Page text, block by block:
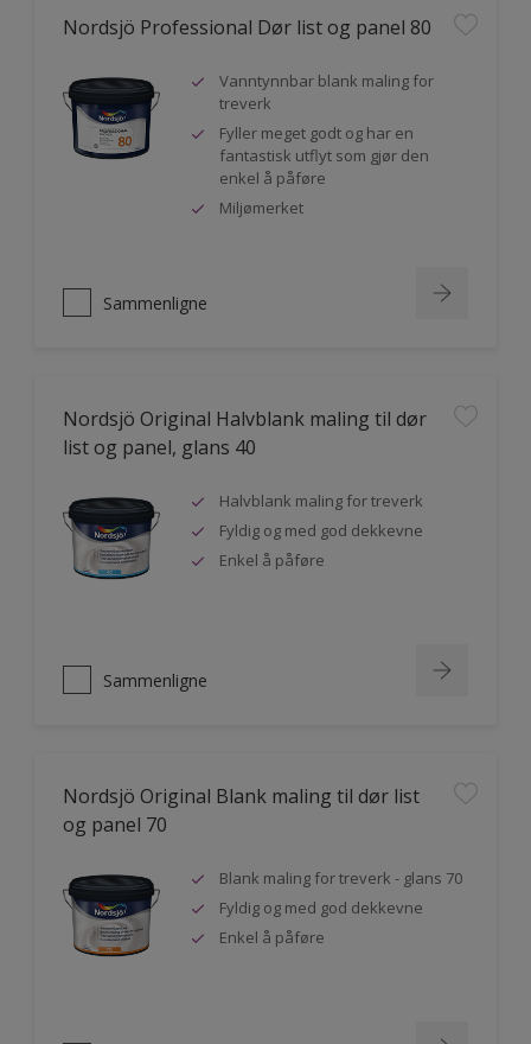
Nordsjö Professional Dør list og panel 80
Vanntynnbar blank maling for
treverk
Fyller meget godt og har en
fantastisk utflyt som gjør den
enkel å påføre
Miljømerket
Sammenligne
Nordsjö Original Halvblank maling til dør
list og panel, glans 40
Halvblank maling for treverk
Fyldig og med god dekkevne
Enkel å påføre
Sammenligne
Nordsjö Original Blank maling til dør list
og panel 70
Blank maling for treverk - glans 70
Fyldig og med god dekkevne
Enkel å påføre